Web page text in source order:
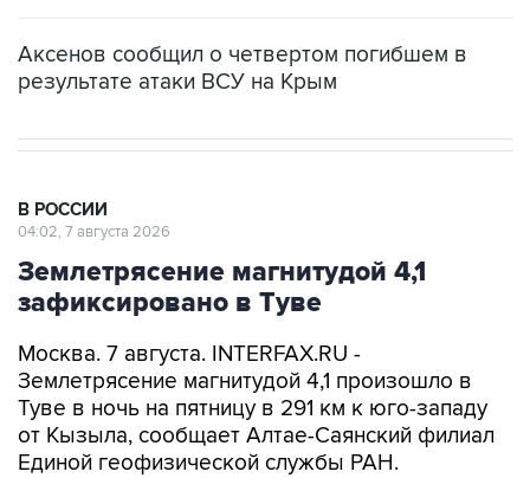
Аксенов сообщил о четвертом погибшем в
результате атаки ВСУ на Крым
В РОССИИ
04:02, 7 августа 2026
Землетрясение магнитудой 4,1
зафиксировано в Туве
Москва. 7 августа. INTERFAX.RU -
Землетрясение магнитудой 4,1 произошло в
Туве в ночь на пятницу в 291 км к юго-западу
от Кызыла, сообщает Алтае-Саянский филиал
Единой геофизической службы РАН.